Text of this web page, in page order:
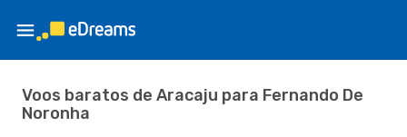
Voos baratos de Aracaju para Fernando De
Noronha